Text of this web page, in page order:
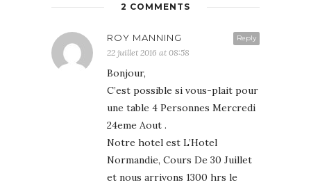
2 COMMENTS
Reply
ROY MANNING
22 juillet 2016 at 08:58
Bonjour,
C’est possible si vous-plait pour
une table 4 Personnes Mercredi
24eme Aout .
Notre hotel est L’Hotel
Normandie, Cours De 30 Juillet
et nous arrivons 1300 hrs le